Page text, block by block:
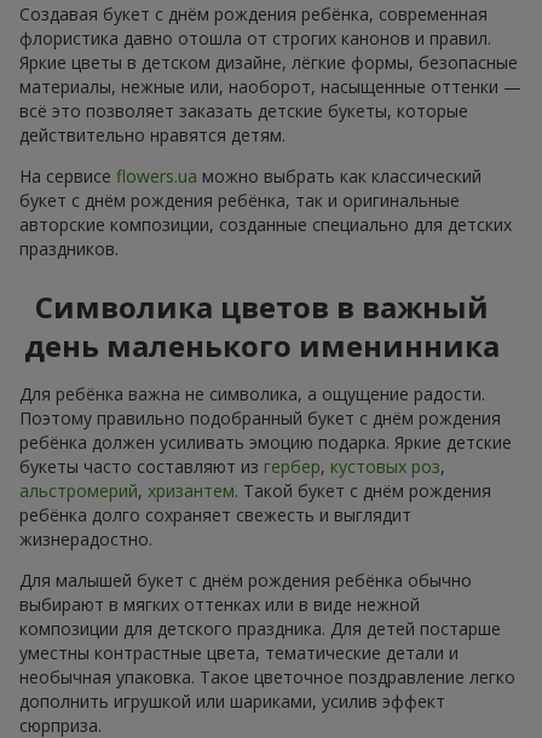
Создавая букет с днём рождения ребёнка, современная
флористика давно отошла от строгих канонов и правил.
Яркие цветы в детском дизайне, лёгкие формы, безопасные
материалы, нежные или, наоборот, насыщенные оттенки —
всё это позволяет заказать детские букеты, которые
действительно нравятся детям.
На сервисе flowers.ua можно выбрать как классический
букет с днём рождения ребёнка, так и оригинальные
авторские композиции, созданные специально для детских
праздников.
Символика цветов в важный
день маленького именинника
Для ребёнка важна не символика, а ощущение радости.
Поэтому правильно подобранный букет с днём рождения
ребёнка должен усиливать эмоцию подарка. Яркие детские
букеты часто составляют из гербер, кустовых роз,
альстромерий, хризантем. Такой букет с днём рождения
ребёнка долго сохраняет свежесть и выглядит
жизнерадостно.
Для малышей букет с днём рождения ребёнка обычно
выбирают в мягких оттенках или в виде нежной
композиции для детского праздника. Для детей постарше
уместны контрастные цвета, тематические детали и
необычная упаковка. Такое цветочное поздравление легко
дополнить игрушкой или шариками, усилив эффект
сюрприза.